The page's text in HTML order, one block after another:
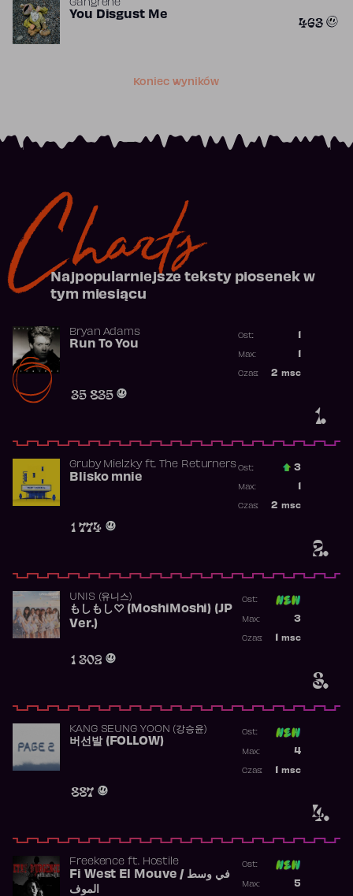
Gangrene
You Disgust Me 463
Koniec wyników
Charts
Najpopularniejsze teksty piosenek w
tym miesiącu
1.
Bryan Adams
Run To You
35 835
Ost.:
Max:
2 msc
Czas:
2.
Gruby Mielzkyft. The Returners
Blisko mnie
1 774
Ost.: 3
Max:
2 msc
Czas:
3.
UNIS (유니스)
もしもし♡ (MoshiMoshi) (JP
Ver.)
1 302
Ost:
3
Max:
msc
Czas:
4.
KANG SEUNG YOON (강승윤)
버선발 (FOLLOW)
887
Ost:
4
Max:
msc
Czas:
Freekence ft. Hostile
Fi West El Mouve / في وسط
الموف
Ost:
5
Max: